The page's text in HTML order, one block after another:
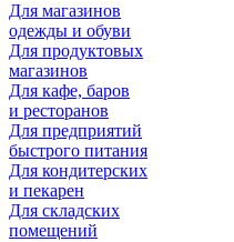
Для магазинов
одежды и обуви
Для продуктовых
магазинов
Для кафе, баров
и ресторанов
Для предприятий
быстрого питания
Для кондитерских
и пекарен
Для складских
помещений